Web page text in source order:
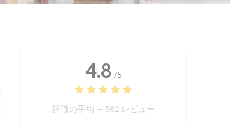
4.8 /5
評価の平均 — 582 レビュー